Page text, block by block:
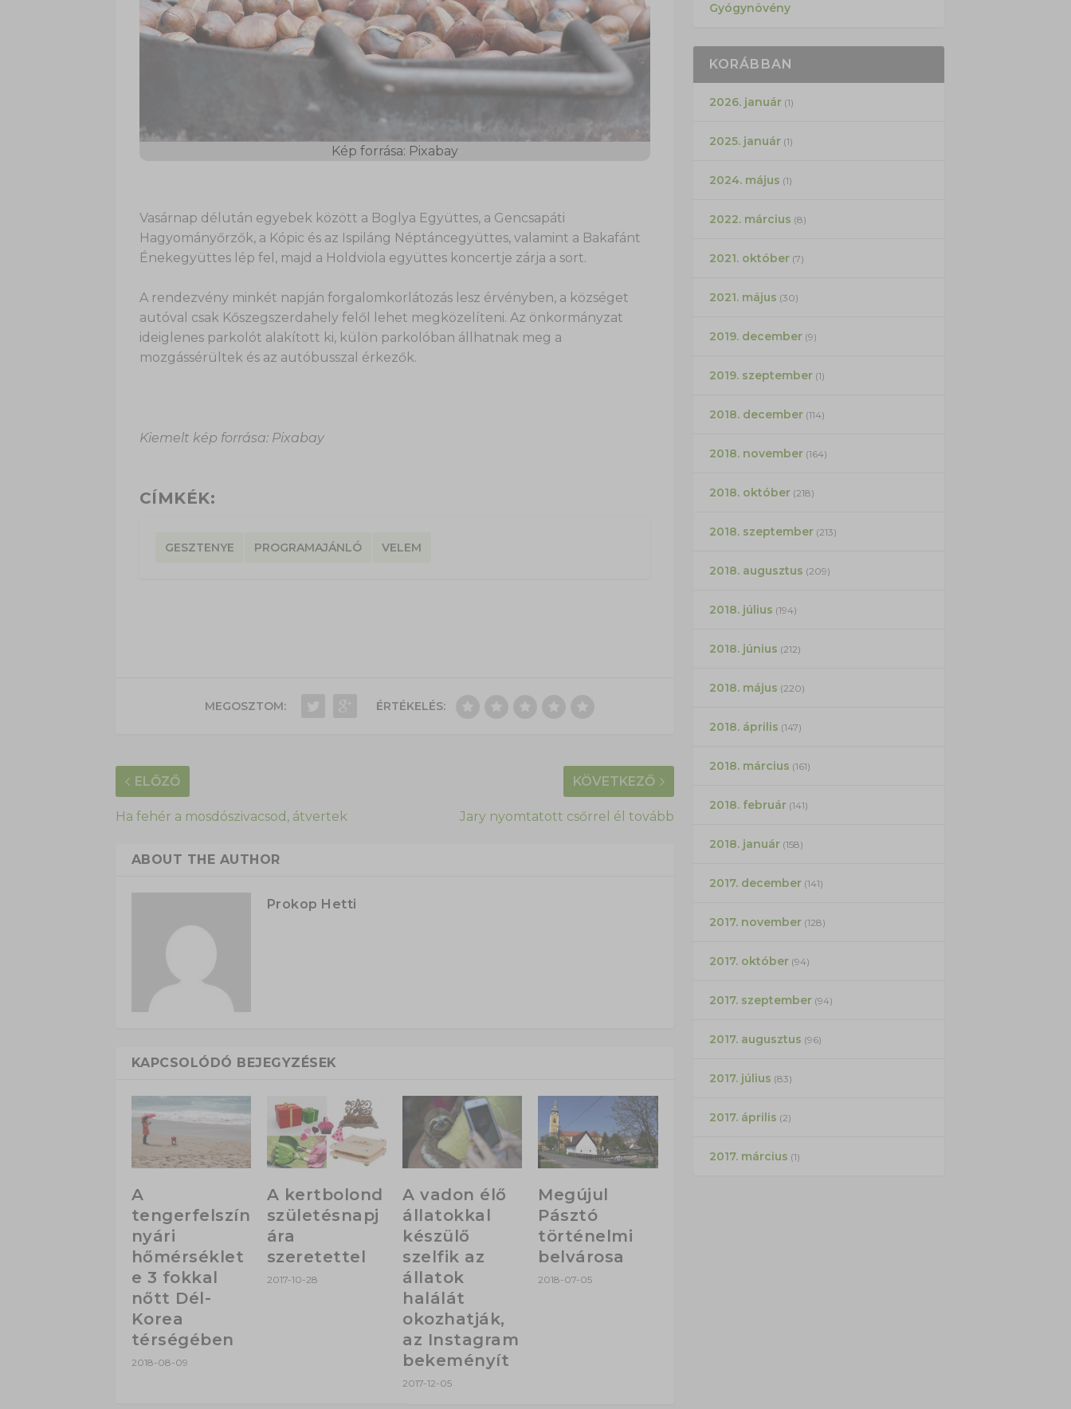
Kép forrása: Pixabay
Vasárnap délután egyebek között a Boglya Együttes, a Gencsapáti
Hagyományőrzők, a Kópic és az Ispiláng Néptáncegyüttes, valamint a Bakafánt
Énekegyüttes lép fel, majd a Holdviola együttes koncertje zárja a sort.
A rendezvény minkét napján forgalomkorlátozás lesz érvényben, a községet
autóval csak Kőszegszerdahely felől lehet megközelíteni. Az önkormányzat
ideiglenes parkolót alakított ki, külön parkolóban állhatnak meg a
mozgássérültek és az autóbusszal érkezők.
Kiemelt kép forrása: Pixabay
CÍMKÉK:
GESZTENYE PROGRAMAJÁNLÓ VELEM
MEGOSZTOM: ÉRTÉKELÉS:
ELŐZŐ
Ha fehér a mosdószivacsod, átvertek
KÖVETKEZŐ
Jary nyomtatott csőrrel él tovább
ABOUT THE AUTHOR
Prokop Hetti
KAPCSOLÓDÓ BEJEGYZÉSEK
A
tengerfelszín
nyári
hőmérséklet
e 3 fokkal
nőtt Dél-
Korea
térségében
2018-08-09
A kertbolond
születésnapj
ára
szeretettel
2017-10-28
A vadon élő
állatokkal
készülő
szelfik az
állatok
halálát
okozhatják,
az Instagram
bekeményít
2017-12-05
Megújul
Pásztó
történelmi
belvárosa
2018-07-05
Gyógynövény
KORÁBBAN
2026. január(1)
2025. január(1)
2024. május (1)
2022. március (8)
2021. október(7)
2021. május (30)
2019. december(9)
2019. szeptember(1)
2018. december(114)
2018. november(164)
2018. október(218)
2018. szeptember(213)
2018. augusztus (209)
2018. július (194)
2018. június (212)
2018. május (220)
2018. április (147)
2018. március (161)
2018. február(141)
2018. január(158)
2017. december(141)
2017. november(128)
2017. október(94)
2017. szeptember(94)
2017. augusztus (96)
2017. július (83)
2017. április (2)
2017. március (1)